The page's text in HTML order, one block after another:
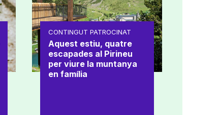
CONTINGUT PATROCINAT
Aquest estiu, quatre
escapades al Pirineu
per viure la muntanya
en família